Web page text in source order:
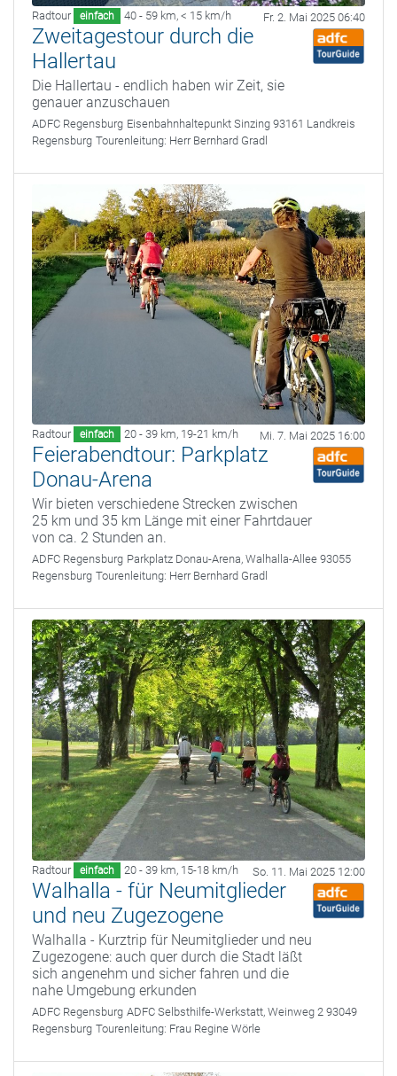
Radtour einfach 40 - 59 km, < 15 km/h Fr. 2. Mai 2025 06:40
Zweitagestour durch die
Hallertau
Die Hallertau - endlich haben wir Zeit, sie
genauer anzuschauen
ADFC Regensburg Eisenbahnhaltepunkt Sinzing 93161 Landkreis
Regensburg Tourenleitung: Herr Bernhard Gradl
Radtour einfach 20 - 39 km, 19-21 km/h Mi. 7. Mai 2025 16:00
Feierabendtour: Parkplatz
Donau-Arena
Wir bieten verschiedene Strecken zwischen
25 km und 35 km Länge mit einer Fahrtdauer
von ca. 2 Stunden an.
ADFC Regensburg Parkplatz Donau-Arena, Walhalla-Allee 93055
Regensburg Tourenleitung: Herr Bernhard Gradl
Radtour einfach 20 - 39 km, 15-18 km/h So. 11. Mai 2025 12:00
Walhalla - für Neumitglieder
und neu Zugezogene
Walhalla - Kurztrip für Neumitglieder und neu
Zugezogene: auch quer durch die Stadt läßt
sich angenehm und sicher fahren und die
nahe Umgebung erkunden
ADFC Regensburg ADFC Selbsthilfe-Werkstatt, Weinweg 2 93049
Regensburg Tourenleitung: Frau Regine Wörle